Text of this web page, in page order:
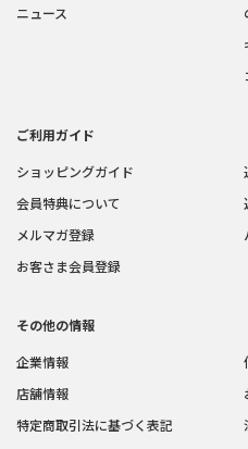
ニュース
ご利用ガイド
ショッピングガイド
会員特典について
メルマガ登録
お客さま会員登録
その他の情報
企業情報
店舗情報
特定商取引法に基づく表記